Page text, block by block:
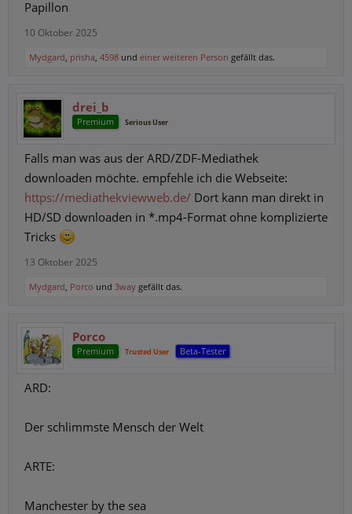
Papillon
10 Oktober 2025
Mydgard, prisha, 4598 und einer weiteren Person gefällt das.
drei_b
Premium Serious User
Falls man was aus der ARD/ZDF-Mediathek
downloaden möchte. empfehle ich die Webseite:
https://mediathekviewweb.de/ Dort kann man direkt in
HD/SD downloaden in *.mp4-Format ohne komplizierte
Tricks
13 Oktober 2025
Mydgard, Porco und 3way gefällt das.
Porco
Premium Trusted User Beta-Tester
ARD:
Der schlimmste Mensch der Welt
ARTE:
Manchester by the sea